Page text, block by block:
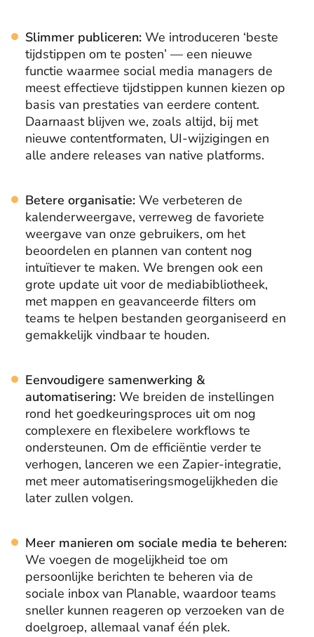
Slimmer publiceren: We introduceren ‘beste
tijdstippen om te posten’ — een nieuwe
functie waarmee social media managers de
meest effectieve tijdstippen kunnen kiezen op
basis van prestaties van eerdere content.
Daarnaast blijven we, zoals altijd, bij met
nieuwe contentformaten, UI-wijzigingen en
alle andere releases van native platforms.
Betere organisatie: We verbeteren de
kalenderweergave, verreweg de favoriete
weergave van onze gebruikers, om het
beoordelen en plannen van content nog
intuïtiever te maken. We brengen ook een
grote update uit voor de mediabibliotheek,
met mappen en geavanceerde filters om
teams te helpen bestanden georganiseerd en
gemakkelijk vindbaar te houden.
Eenvoudigere samenwerking &
automatisering: We breiden de instellingen
rond het goedkeuringsproces uit om nog
complexere en flexibelere workflows te
ondersteunen. Om de efficiëntie verder te
verhogen, lanceren we een Zapier-integratie,
met meer automatiseringsmogelijkheden die
later zullen volgen.
Meer manieren om sociale media te beheren:
We voegen de mogelijkheid toe om
persoonlijke berichten te beheren via de
sociale inbox van Planable, waardoor teams
sneller kunnen reageren op verzoeken van de
doelgroep, allemaal vanaf één plek.